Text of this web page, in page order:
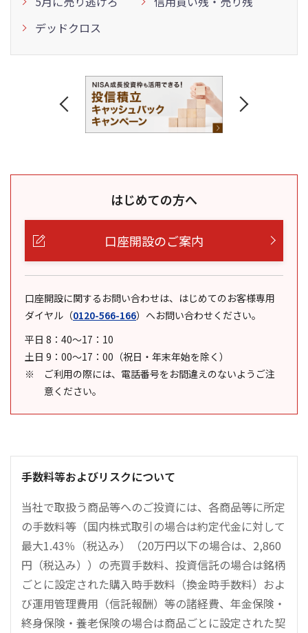
デッドクロス
はじめての方へ
口座開設のご案内
口座開設に関するお問い合わせは、はじめてのお客様専用
ダイヤル （0120-566-166） へお問い合わせください。
平日 8：40～17：10
土日 9：00～17：00（祝日・年末年始を除く）
ご利用の際には、電話番号をお間違えのないようご注
意ください。
手数料等およびリスクについて
当社で取扱う商品等へのご投資には、各商品等に所定
の手数料等（国内株式取引の場合は約定代金に対して
最大1.43％（税込み）（20万円以下の場合は、2,860
円（税込み））の売買手数料、投資信託の場合は銘柄
ごとに設定された購入時手数料（換金時手数料）およ
び運用管理費用（信託報酬）等の諸経費、年金保険・
終身保険・養老保険の場合は商品ごとに設定された契